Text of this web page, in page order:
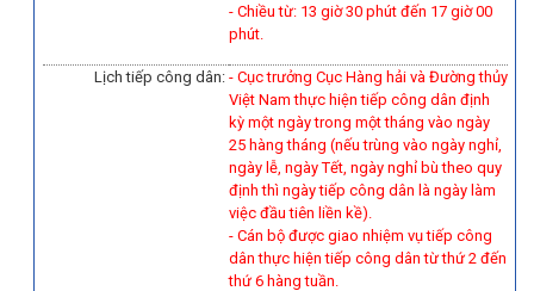
- Chiều từ: 13 giờ 30 phút đến 17 giờ 00
phút.
Lịch tiếp công dân: - Cục trưởng Cục Hàng hải và Đường thủy
Việt Nam thực hiện tiếp công dân định
kỳ một ngày trong một tháng vào ngày
25 hàng tháng (nếu trùng vào ngày nghỉ,
ngày lễ, ngày Tết, ngày nghỉ bù theo quy
định thì ngày tiếp công dân là ngày làm
việc đầu tiên liền kề).
- Cán bộ được giao nhiệm vụ tiếp công
dân thực hiện tiếp công dân từ thứ 2 đến
thứ 6 hàng tuần.